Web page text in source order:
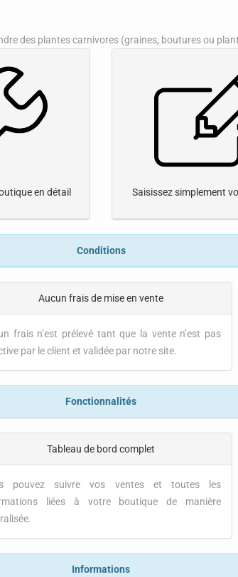
des plantes carnivores (graines, boutures ou
en détail Saisissez simplement
Conditions
Aucun frais de mise en vente
frais n’est prélevé tant que la vente n’est pas
par le client et validée par notre site.
Fonctionnalités
Tableau de bord complet
pouvez suivre vos ventes et toutes les
liées à votre boutique de manière
Informations